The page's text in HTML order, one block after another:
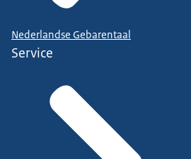
Nederlandse Gebarentaal
Service